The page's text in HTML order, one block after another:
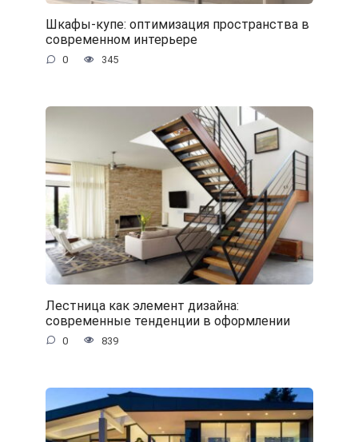
Шкафы-купе: оптимизация пространства в
современном интерьере
0 345
Лестница как элемент дизайна:
современные тенденции в оформлении
0 839